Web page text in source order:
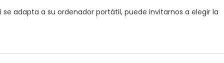
adapta a su ordenador portátil, puede invitarnos a elegir la